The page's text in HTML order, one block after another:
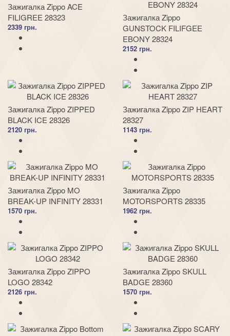
Зажигалка Zippo ACE
FILIGREE 28323
2339 грн.
Зажигалка Zippo
GUNSTOCK FILIFGEE
EBONY 28324
2152 грн.
Зажигалка Zippo ZIPPED
BLACK ICE 28326
2120 грн.
Зажигалка Zippo ZIP HEART
28327
1143 грн.
Зажигалка Zippo MO
BREAK-UP INFINITY 28331
1570 грн.
Зажигалка Zippo
MOTORSPORTS 28335
1962 грн.
Зажигалка Zippo ZIPPO
LOGO 28342
2126 грн.
Зажигалка Zippo SKULL
BADGE 28360
1570 грн.